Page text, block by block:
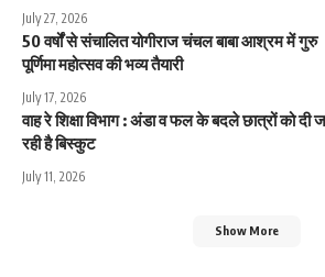
July 27, 2026
50 वर्षों से संचालित योगीराज चंचल बाबा आश्रम में गुरु
पूर्णिमा महोत्सव की भव्य तैयारी
July 17, 2026
वाह रे शिक्षा विभाग : अंडा व फल के बदले छात्रों को दी
रही है बिस्कुट
July 11, 2026
Show More